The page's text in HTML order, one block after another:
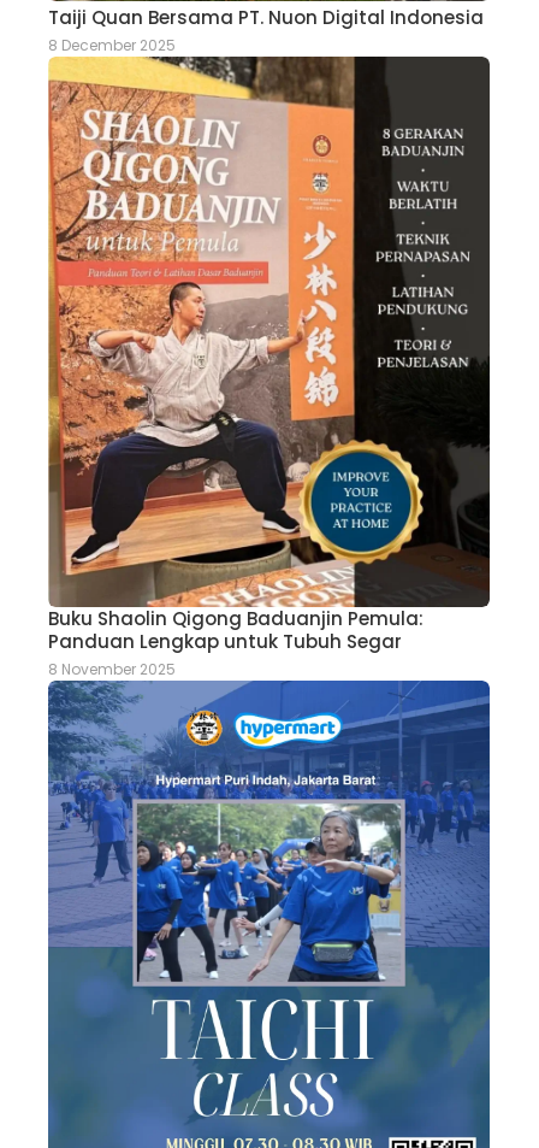
Taiji Quan Bersama PT. Nuon Digital Indonesia
8 December 2025
Buku Shaolin Qigong Baduanjin Pemula:
Panduan Lengkap untuk Tubuh Segar
8 November 2025